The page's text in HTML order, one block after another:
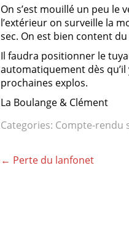
On s’est mouillé un peu le
l’extérieur on surveille la
sec. On est bien content
Il faudra positionner le
automatiquement dès qu’il
prochaines explos.
La Boulange & Clément
Categories: Compte-rendu
Post
← Perte du lanfonet